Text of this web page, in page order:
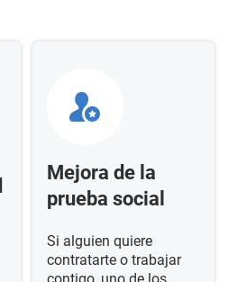
Mejora de la
prueba social
Si alguien quiere
contratarte o trabajar